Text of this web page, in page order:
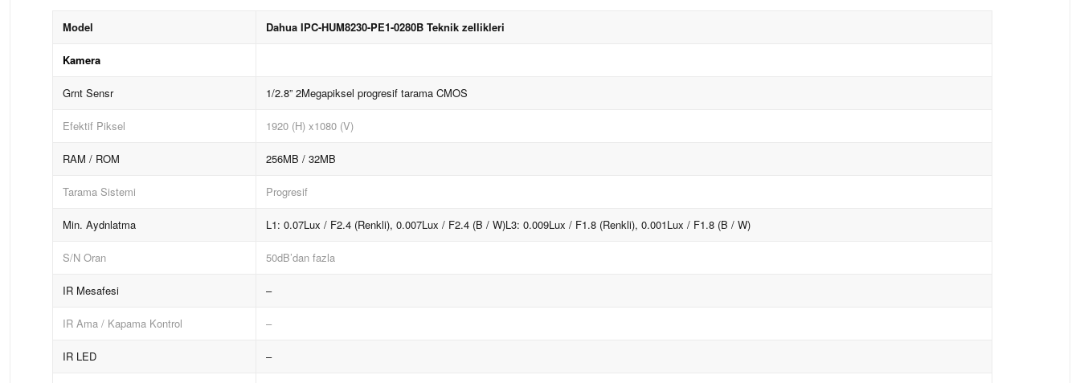
Model Dahua IPC-HUM8230-PE1-0280B Teknik zellikleri
Kamera
Grnt Sensr 1/2.8” 2Megapiksel progresif tarama CMOS
Efektif Piksel 1920 (H) x1080 (V)
RAM / ROM 256MB / 32MB
Tarama Sistemi Progresif
Min. Aydnlatma L1: 0.07Lux / F2.4 (Renkli), 0.007Lux / F2.4 (B / W)L3: 0.009Lux / F1.8 (Renkli), 0.001Lux / F1.8 (B / W)
S/N Oran 50dB’dan fazla
IR Mesafesi –
IR Ama / Kapama Kontrol –
IR LED –